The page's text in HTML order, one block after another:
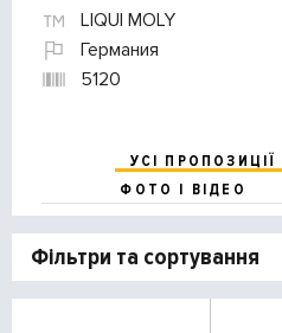
LIQUI MOLY
Германия
5120
УСІ ПРОПОЗИЦІЇ
ФОТО І ВІДЕО
Фільтри та сортування